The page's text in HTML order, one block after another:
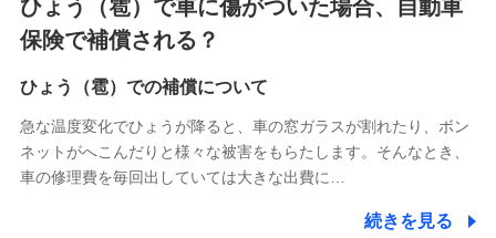
4.家族・友達紹介にて取得した個人情報
被紹介者への連絡、及び当社と取引のあるもしくは委託を受
けている保険会社・提携会社の保険その他に関する情報を提
供し、金融商品等の契約を勧奨するため
アンケートやキャンペーン等の実施のため
上記に係る連絡・手続き・管理等付帯業務を行うため
5.通話録音にて取得する情報
ひょう（雹）で車に傷がついた場合、自動車
保険で補償される？
ひょう（雹）での補償について
急な温度変化でひょうが降ると、車の窓ガラスが割れたり、ボン
ネットがへこんだりと様々な被害をもらたします。そんなとき、
車の修理費を毎回出していては大きな出費に…
続きを見る